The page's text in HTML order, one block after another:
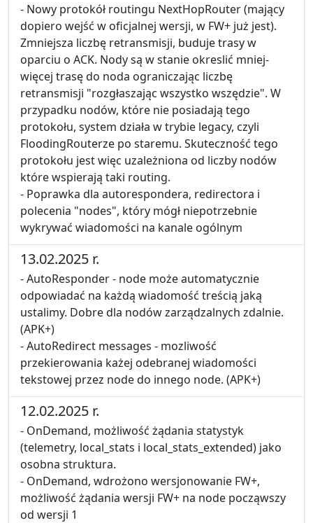
- Nowy protokół routingu NextHopRouter (mający
dopiero wejść w oficjalnej wersji, w FW+ już jest).
Zmniejsza liczbę retransmisji, buduje trasy w
oparciu o ACK. Nody są w stanie okreslić mniej-
więcej trasę do noda ograniczając liczbę
retransmisji "rozgłaszając wszystko wszędzie". W
przypadku nodów, które nie posiadają tego
protokołu, system działa w trybie legacy, czyli
FloodingRouterze po staremu. Skuteczność tego
protokołu jest więc uzależniona od liczby nodów
które wspierają taki routing.
- Poprawka dla autorespondera, redirectora i
polecenia "nodes", który mógł niepotrzebnie
wykrywać wiadomości na kanale ogólnym
13.02.2025 r.
- AutoResponder - node może automatycznie
odpowiadać na każdą wiadomość treścią jaką
ustalimy. Dobre dla nodów zarządzalnych zdalnie.
(APK+)
- AutoRedirect messages - mozliwość
przekierowania każej odebranej wiadomości
tekstowej przez node do innego node. (APK+)
12.02.2025 r.
- OnDemand, możliwość żądania statystyk
(telemetry, local_stats i local_stats_extended) jako
osobna struktura.
- OnDemand, wdrożono wersjonowanie FW+,
możliwość żądania wersji FW+ na node począwszy
od wersji 1